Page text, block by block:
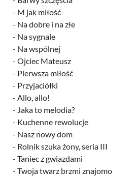
- M jak miłość
- Na dobre i na złe
- Na sygnale
- Na wspólnej
- Ojciec Mateusz
- Pierwsza miłość
- Przyjaciółki
- Allo, allo!
- Jaka to melodia?
- Kuchenne rewolucje
- Nasz nowy dom
- Rolnik szuka żony, seria III
- Taniec z gwiazdami
- Twoja twarz brzmi znajomo